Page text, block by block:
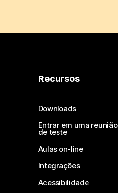
Recursos
Downloads
Entrar em uma reunião
de teste
Aulas on-line
Integrações
Acessibilidade